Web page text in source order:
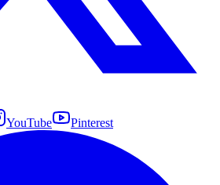
YouTube Pinterest